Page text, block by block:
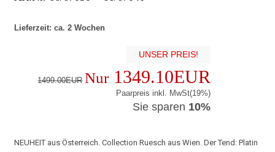
Lieferzeit: ca. 2 Wochen
UNSER PREIS!
1499.00EUR Nur1349.10EUR
Paarpreis inkl. MwSt(19%)
Sie sparen 10%
NEUHEIT aus Österreich. Collection Ruesch aus Wien. Der Tend: Platin